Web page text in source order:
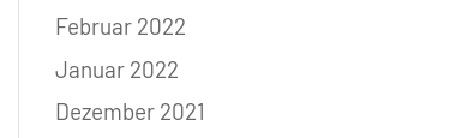
Februar 2022
Januar 2022
Dezember 2021